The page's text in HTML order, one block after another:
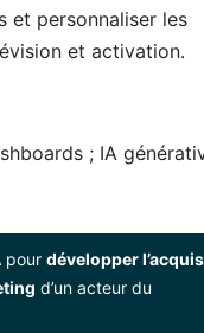
et personnaliser les
et activation.
; IA
pour développer
d’un acteur du